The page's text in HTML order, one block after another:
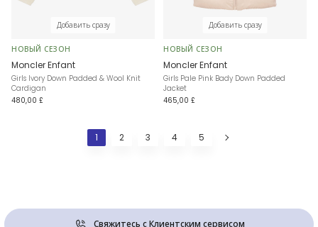
Добавить сразу
НОВЫЙ СЕЗОН
Moncler Enfant
Girls Ivory Down Padded & Wool Knit
Cardigan
480,00 £
Добавить сразу
НОВЫЙ СЕЗОН
Moncler Enfant
Girls Pale Pink Bady Down Padded
Jacket
465,00 £
1 2 3 4 5
Свяжитесь с Клиентским сервисом